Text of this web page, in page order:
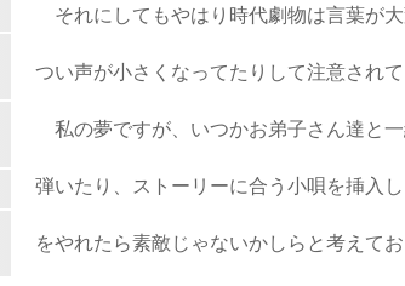
それにしてもやはり時代劇物は言葉が大
つい声が小さくなってたりして注意されて
私の夢ですが、いつかお弟子さん達と
弾いたり、ストーリーに合う小唄を挿入
をやれたら素敵じゃないかしらと考えてお